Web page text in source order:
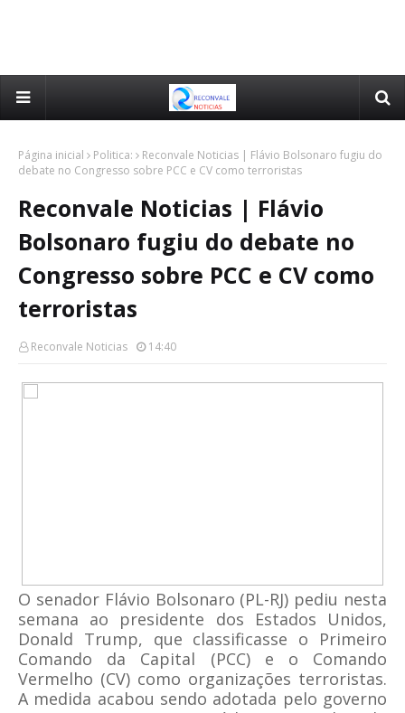
Página inicial Politica:
Reconvale Noticias | Flávio Bolsonaro fugiu do
debate no Congresso sobre PCC e CV como terroristas
Reconvale Noticias | Flávio
Bolsonaro fugiu do debate no
Congresso sobre PCC e CV como
terroristas
Reconvale Noticias 14:40
O senador Flávio Bolsonaro (PL-RJ) pediu nesta
semana ao presidente dos Estados Unidos,
Donald Trump, que classificasse o Primeiro
Comando da Capital (PCC) e o Comando
Vermelho (CV) como organizações terroristas.
A medida acabou sendo adotada pelo governo